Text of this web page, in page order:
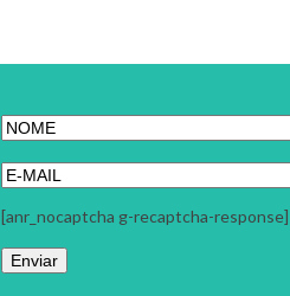
[anr_nocaptcha g-recaptcha-response]